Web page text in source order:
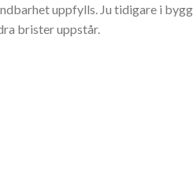
uppfylls. Ju tidigare i
brister uppstår.